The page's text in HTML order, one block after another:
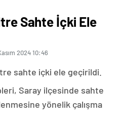
Sahte İçki Ele
2024 10:46
sahte içki ele geçirildi.
Saray ilçesinde sahte
yönelik çalışma